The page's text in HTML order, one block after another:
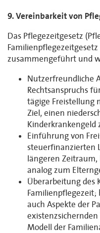
9. Vereinbarkeit von
Das Pflegezeitgesetz
Familienpflegezeitgesetz
zusammengeführt und
Nutzerfreundliche
Rechtsanspruchs
tägige Freistellung
Ziel, einen
Kinderkrankengeld
Einführung von
steuerfinanzierten
längeren Zeitraum,
analog zum
Überarbeitung des
Familienpflegezeit;
auch Aspekte der
Modell der